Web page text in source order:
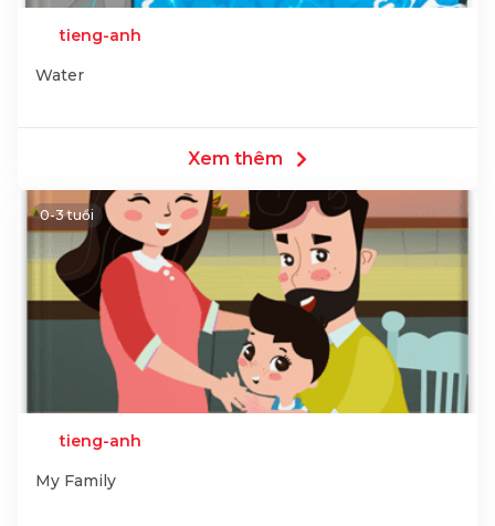
tieng-anh
Water
Xem thêm
0-3 tuổi
tieng-anh
My Family